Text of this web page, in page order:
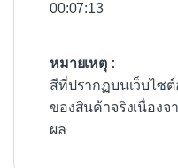
00:07:13
หมายเหตุ :
สีที่ปรากฏบนเว็บไซ
ของสินค้าจริงเนื่อง
ผล